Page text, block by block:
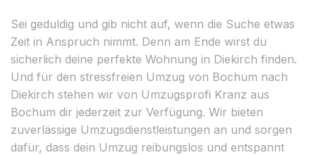
Sei geduldig und gib nicht auf, wenn die Suche etwas
Zeit in Anspruch nimmt. Denn am Ende wirst du
sicherlich deine perfekte Wohnung in Diekirch finden.
Und für den stressfreien Umzug von Bochum nach
Diekirch stehen wir von Umzugsprofi Kranz aus
Bochum dir jederzeit zur Verfügung. Wir bieten
zuverlässige Umzugsdienstleistungen an und sorgen
dafür, dass dein Umzug reibungslos und entspannt